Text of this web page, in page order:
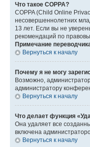
Что такое COPPA?
COPPA (Child Online
несовершеннолетних
13 лет. Если вы не
рекомендаций по
Примечание
Вернуться к началу
Почему я не могу
Возможно,
администратору
Вернуться к началу
Что делает функция
Она удаляет все
включена
Вернуться к началу